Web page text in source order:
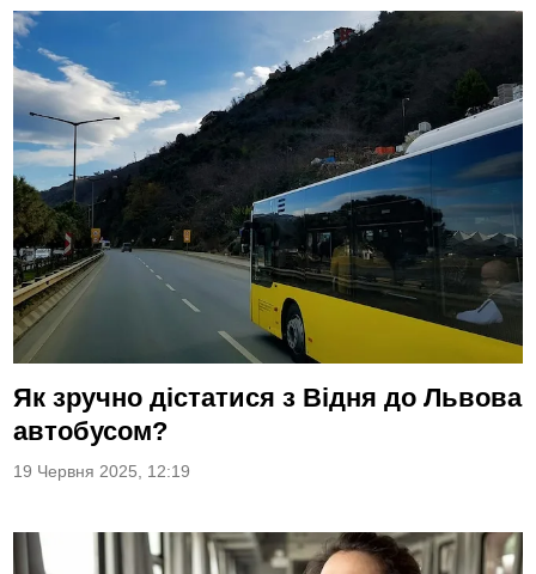
Як зручно дістатися з Відня до Львова
автобусом?
19 Червня 2025, 12:19